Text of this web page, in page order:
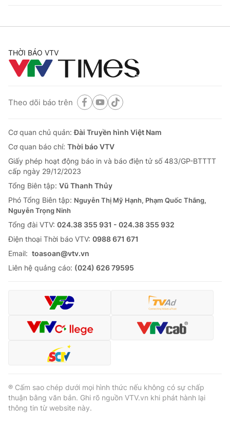
THỜI BÁO VTV
Theo dõi báo trên
Cơ quan chủ quản:Đài Truyền hình Việt Nam
Cơ quan báo chí: Thời báo VTV
Giấy phép hoạt động báo in và báo điện tử số 483/GP-BTTTT
cấp ngày 29/12/2023
Tổng Biên tập: Vũ Thanh Thủy
Phó Tổng Biên tập: Nguyễn Thị Mỹ Hạnh, Phạm Quốc Thắng,
Nguyễn Trọng Ninh
Tổng đài VTV: 024.38 355 931 - 024.38 355 932
Ðiện thoại Thời báo VTV: 0988 671 671
Email: toasoan@vtv.vn
Liên hệ quảng cáo: (024) 626 79595
® Cấm sao chép dưới mọi hình thức nếu không có sự chấp
thuận bằng văn bản. Ghi rõ nguồn VTV.vn khi phát hành lại
thông tin từ website này.